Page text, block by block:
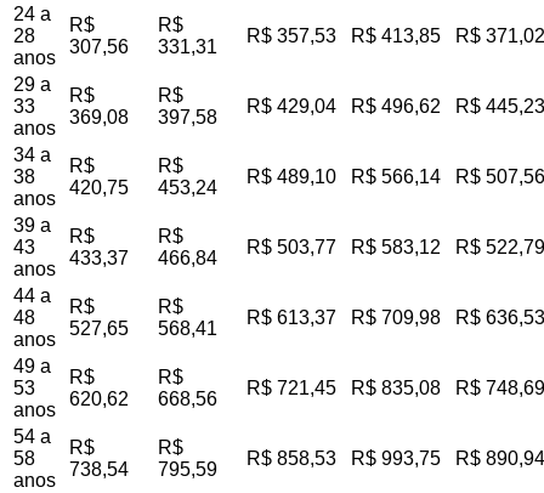
24 a
28
anos
R$
307,56
R$
331,31
R$ 357,53 R$ 413,85 R$ 371,02
29 a
33
anos
R$
369,08
R$
397,58
R$ 429,04 R$ 496,62 R$ 445,23
34 a
38
anos
R$
420,75
R$
453,24
R$ 489,10 R$ 566,14 R$ 507,56
39 a
43
anos
R$
433,37
R$
466,84
R$ 503,77 R$ 583,12 R$ 522,79
44 a
48
anos
R$
527,65
R$
568,41
R$ 613,37 R$ 709,98 R$ 636,53
49 a
53
anos
R$
620,62
R$
668,56
R$ 721,45 R$ 835,08 R$ 748,69
54 a
58
anos
R$
738,54
R$
795,59
R$ 858,53 R$ 993,75 R$ 890,94